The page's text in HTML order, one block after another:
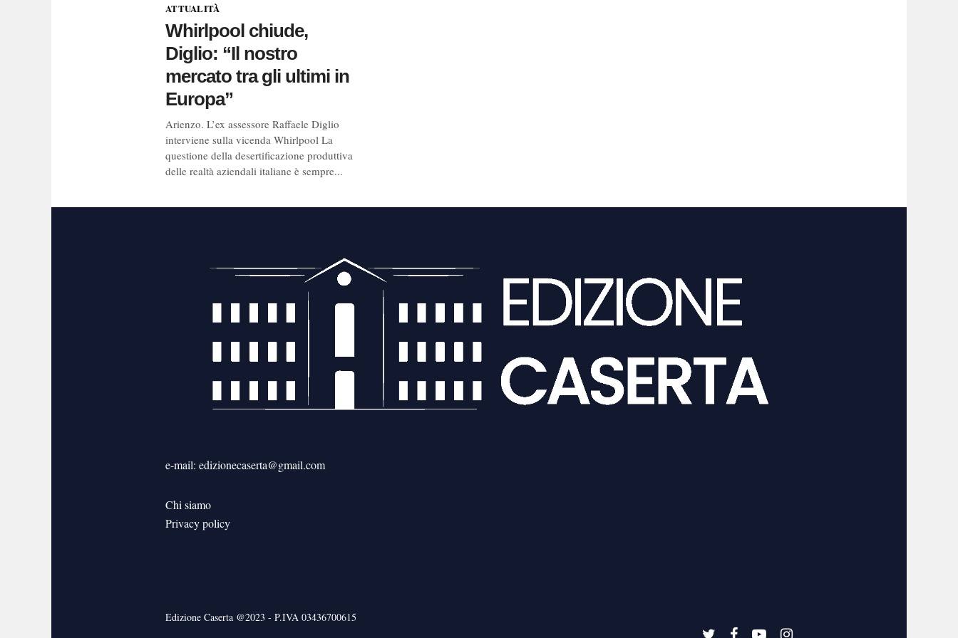
ATTUALITÀ
Whirlpool chiude,
Diglio: “Il nostro
mercato tra gli ultimi in
Europa”
Arienzo. L’ex assessore Raffaele Diglio
interviene sulla vicenda Whirlpool La
questione della desertificazione produttiva
delle realtà aziendali italiane è sempre...
e-mail: edizionecaserta@gmail.com
Chi siamo
Privacy policy
Edizione Caserta @2023 - P.IVA 03436700615
twitter
facebookyoutubeinstagram